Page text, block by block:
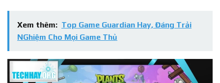
Xem thêm: Top Game Guardian Hay, Đáng Trải
NGhiệm Cho Mọi Game Thủ